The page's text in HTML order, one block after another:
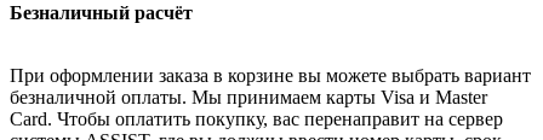
Безналичный расчёт
При оформлении заказа в корзине вы можете выбрать вариант
безналичной оплаты. Мы принимаем карты Visa и Master
Card. Чтобы оплатить покупку, вас перенаправит на сервер